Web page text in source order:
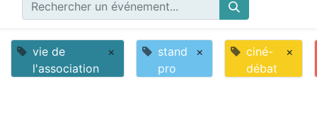
vie de
l'association
×
stand
pro
×
ciné-
débat
×